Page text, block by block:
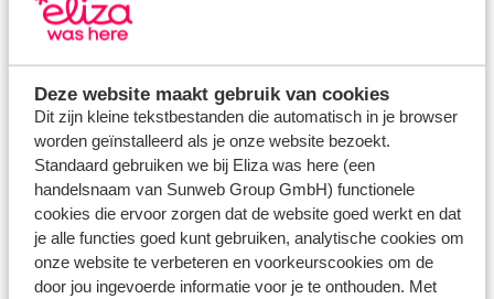
Deze website maakt gebruik van cookies
Dit zijn kleine tekstbestanden die automatisch in je browser
worden geïnstalleerd als je onze website bezoekt.
Standaard gebruiken we bij Eliza was here (een
handelsnaam van Sunweb Group GmbH) functionele
cookies die ervoor zorgen dat de website goed werkt en dat
je alle functies goed kunt gebruiken, analytische cookies om
onze website te verbeteren en voorkeurscookies om de
door jou ingevoerde informatie voor je te onthouden. Met
Vragen over hetzelfde onderwerp
Is mijn betaling binnen gekomen?
Wanneer ontvang ik de factuur?
Gerelateerde vragen
Kan ik betalen via internet bankieren?
Wanneer wordt de betaling verwerkt in mijn boeking?